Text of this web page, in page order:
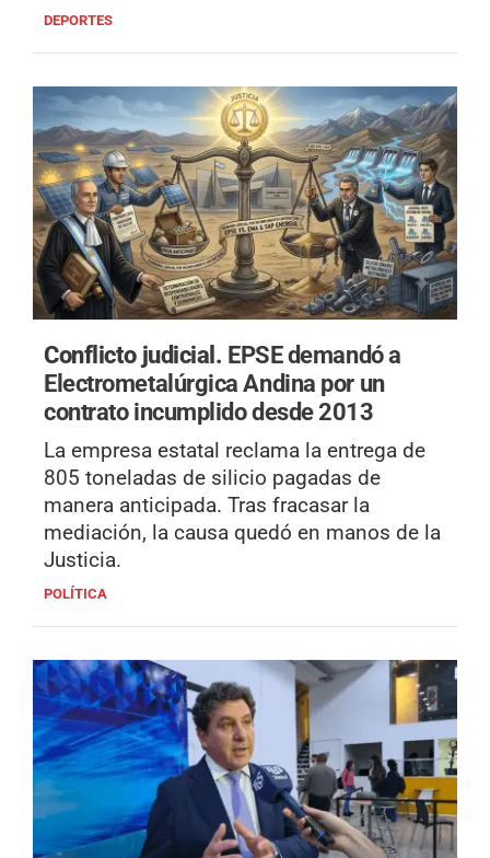
DEPORTES
Conflicto judicial. EPSE demandó a
Electrometalúrgica Andina por un
contrato incumplido desde 2013
La empresa estatal reclama la entrega de
805 toneladas de silicio pagadas de
manera anticipada. Tras fracasar la
mediación, la causa quedó en manos de la
Justicia.
POLÍTICA